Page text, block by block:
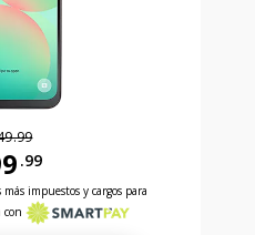
.99
dollars and 99 cents
más impuestos y cargos para